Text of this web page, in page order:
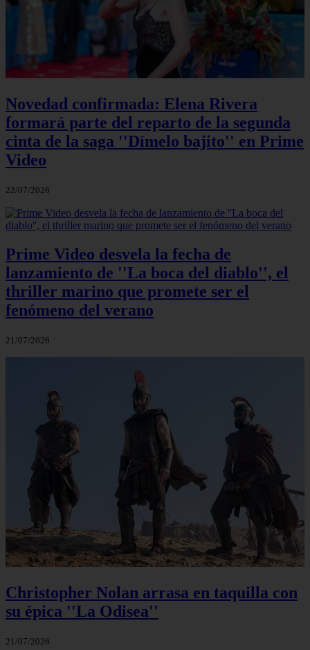
Novedad confirmada: Elena Rivera
formará parte del reparto de la segunda
cinta de la saga ''Dímelo bajito'' en Prime
Video
22/07/2026
Prime Video desvela la fecha de
lanzamiento de ''La boca del diablo'', el
thriller marino que promete ser el
fenómeno del verano
21/07/2026
Christopher Nolan arrasa en taquilla con
su épica ''La Odisea''
21/07/2026